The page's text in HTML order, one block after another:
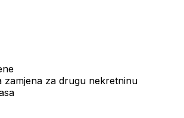
zamjena za drugu nekretninu